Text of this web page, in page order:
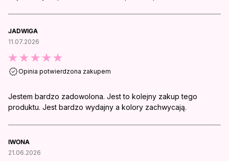
JADWIGA
11.07.2026
Opinia potwierdzona zakupem
Jestem bardzo zadowolona. Jest to kolejny zakup tego
produktu. Jest bardzo wydajny a kolory zachwycają.
IWONA
21.06.2026